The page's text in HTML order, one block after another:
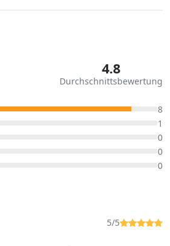
4.8
Durchschnittsbewertung
8
1
0
0
0
5/5